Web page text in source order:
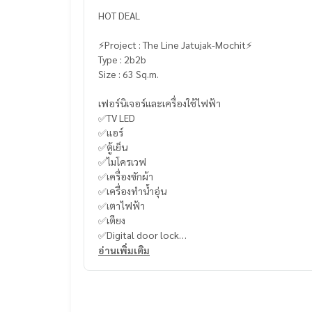
HOT DEAL
⚡️Project : The Line Jatujak-Mochit⚡️
Type : 2b2b
Size : 63 Sq.m.
เฟอร์นิเจอร์และเครื่องใช้ไฟฟ้า
✅TV LED
✅แอร์
✅ตู้เย็น
✅ไมโครเวฟ
✅เครื่องซักผ้า
✅เครื่องทำน้ำอุ่น
✅เตาไฟฟ้า
✅เตียง
✅Digital door lock
อ่านเพิ่มเติม